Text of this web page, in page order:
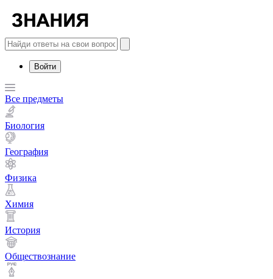
Войти
Все предметы
Биология
География
Физика
Химия
История
Обществознание